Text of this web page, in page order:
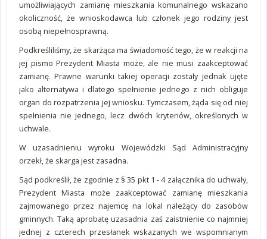
umożliwiających zamianę mieszkania komunalnego wskazano
okoliczność, że wnioskodawca lub członek jego rodziny jest
osobą niepełnosprawną.
Podkreśliliśmy, że skarżąca ma świadomość tego, że w reakcji na
jej pismo Prezydent Miasta może, ale nie musi zaakceptować
zamianę. Prawne warunki takiej operacji zostały jednak ujęte
jako alternatywa i dlatego spełnienie jednego z nich obliguje
organ do rozpatrzenia jej wniosku. Tymczasem, żąda się od niej
spełnienia nie jednego, lecz dwóch kryteriów, określonych w
uchwale.
W uzasadnieniu wyroku Wojewódzki Sąd Administracyjny
orzekł, że skarga jest zasadna.
Sąd podkreślił, że zgodnie z § 35 pkt 1 - 4 załącznika do uchwały,
Prezydent Miasta może zaakceptować zamianę mieszkania
zajmowanego przez najemcę na lokal należący do zasobów
gminnych. Taką aprobatę uzasadnia zaś zaistnienie co najmniej
jednej z czterech przesłanek wskazanych we wspomnianym